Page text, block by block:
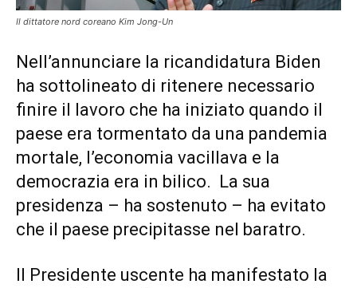
Il dittatore nord coreano Kim Jong-Un
Nell’annunciare la ricandidatura Biden
ha sottolineato di ritenere necessario
finire il lavoro che ha iniziato quando il
paese era tormentato da una pandemia
mortale, l’economia vacillava e la
democrazia era in bilico. La sua
presidenza – ha sostenuto – ha evitato
che il paese precipitasse nel baratro.
Il Presidente uscente ha manifestato la